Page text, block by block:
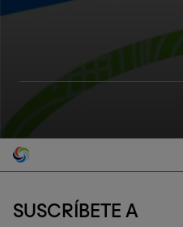
SUSCRÍBETE A